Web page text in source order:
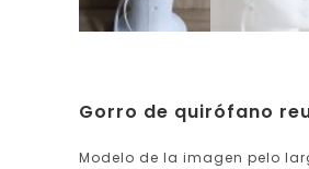
Gorro de quirófano
Modelo de la imagen pelo